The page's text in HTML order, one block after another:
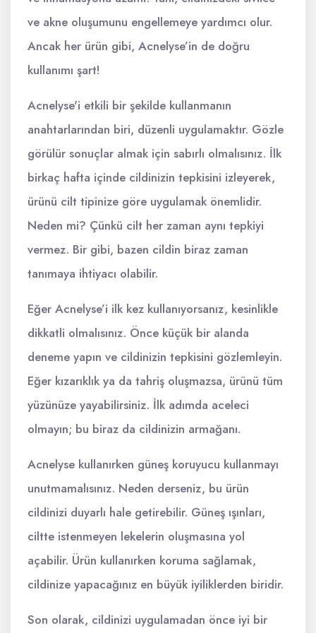
ve akne oluşumunu engellemeye yardımcı olur.
Ancak her ürün gibi, Acnelyse’in de doğru
kullanımı şart!
Acnelyse'i etkili bir şekilde kullanmanın
anahtarlarından biri, düzenli uygulamaktır. Gözle
görülür sonuçlar almak için sabırlı olmalısınız. İlk
birkaç hafta içinde cildinizin tepkisini izleyerek,
ürünü cilt tipinize göre uygulamak önemlidir.
Neden mi? Çünkü cilt her zaman aynı tepkiyi
vermez. Bir gibi, bazen cildin biraz zaman
tanımaya ihtiyacı olabilir.
Eğer Acnelyse’i ilk kez kullanıyorsanız, kesinlikle
dikkatli olmalısınız. Önce küçük bir alanda
deneme yapın ve cildinizin tepkisini gözlemleyin.
Eğer kızarıklık ya da tahriş oluşmazsa, ürünü tüm
yüzünüze yayabilirsiniz. İlk adımda aceleci
olmayın; bu biraz da cildinizin armağanı.
Acnelyse kullanırken güneş koruyucu kullanmayı
unutmamalısınız. Neden derseniz, bu ürün
cildinizi duyarlı hale getirebilir. Güneş ışınları,
ciltte istenmeyen lekelerin oluşmasına yol
açabilir. Ürün kullanırken koruma sağlamak,
cildinize yapacağınız en büyük iyiliklerden biridir.
Son olarak, cildinizi uygulamadan önce iyi bir